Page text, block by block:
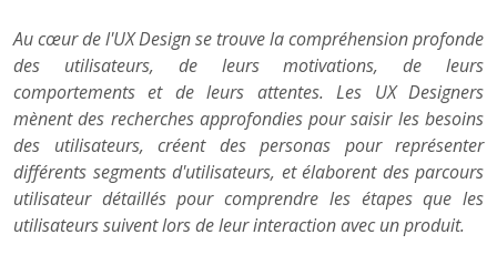
Au cœur de l'UX Design se trouve la compréhension profonde
des utilisateurs, de leurs motivations, de leurs
comportements et de leurs attentes. Les UX Designers
mènent des recherches approfondies pour saisir les besoins
des utilisateurs, créent des personas pour représenter
différents segments d'utilisateurs, et élaborent des parcours
utilisateur détaillés pour comprendre les étapes que les
utilisateurs suivent lors de leur interaction avec un produit.